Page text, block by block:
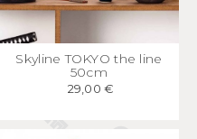
APERÇU RAPIDE
Skyline TOKYO the line
50cm
29,00 €